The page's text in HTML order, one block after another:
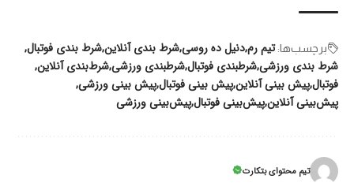
برچسب‌‌ها: تیم رمدنیل ده روسیشرط بندی آنلاینشرط بندی فوتبال
شرط بندی ورزشیشرطبندی فوتبالشرطبندی ورزشیشرط‌بندی آنلاین
فوتبالپیش بینی آنلاینپیش بینی فوتبالپیش بینی ورزشی
پیش‌بینی آنلاینپیش‌بینی فوتبالپیش‌بینی ورزشی
تیم محتوای بتکارت